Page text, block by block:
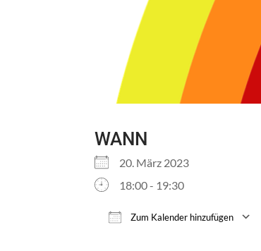
WANN
20. März 2023
18:00 - 19:30
Zum Kalender hinzufügen